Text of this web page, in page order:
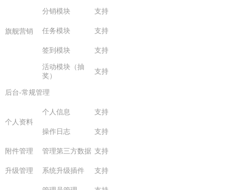
旗舰营销
分销模块 支持
任务模块 支持
签到模块 支持
活动模块（抽
奖）
支持
后台-常规管理
个人资料
个人信息 支持
操作日志 支持
附件管理 管理第三方数据 支持
升级管理 系统升级插件 支持